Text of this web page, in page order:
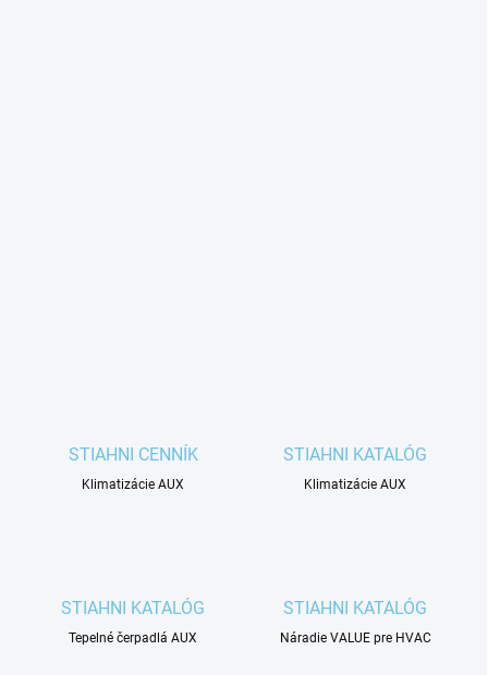
STIAHNI CENNÍK
Klimatizácie AUX
STIAHNI KATALÓG
Klimatizácie AUX
STIAHNI KATALÓG
Tepelné čerpadlá AUX
STIAHNI KATALÓG
Náradie VALUE pre HVAC